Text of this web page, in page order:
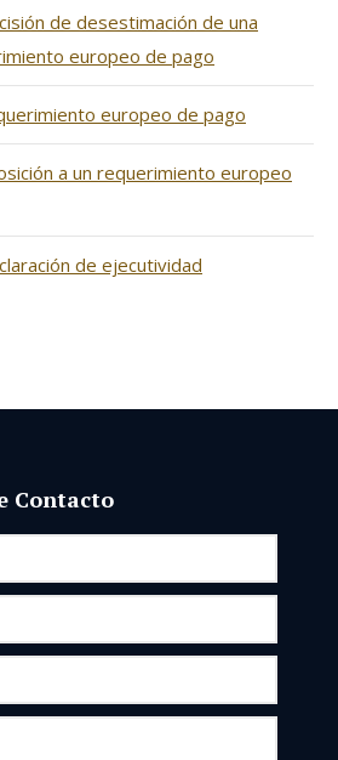
de desestimación de una
europeo de pago
europeo de pago
a un requerimiento europeo
de ejecutividad
Contacto